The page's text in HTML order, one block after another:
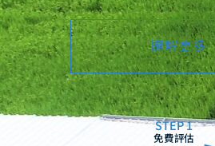
STEP 1
免費評估
瞭解更多